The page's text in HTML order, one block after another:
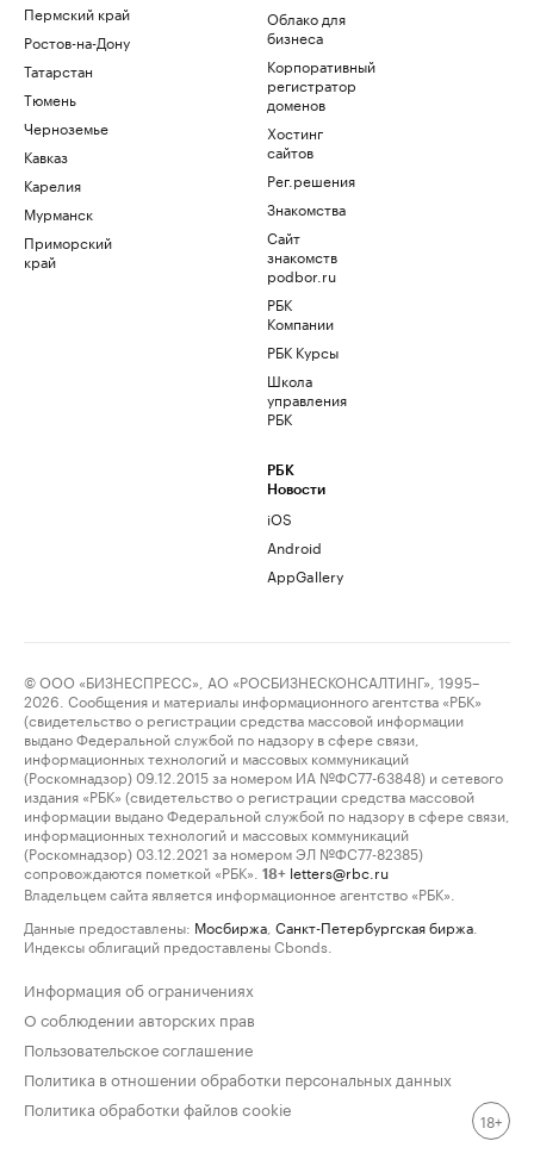
Пермский край
Ростов-на-Дону
Татарстан
Тюмень
Черноземье
Кавказ
Карелия
Мурманск
Приморский
край
Облако для
бизнеса
Корпоративный
регистратор
доменов
Хостинг
сайтов
Рег.решения
Знакомства
Сайт
знакомств
podbor.ru
РБК
Компании
РБК Курсы
Школа
управления
РБК
РБК
Новости
iOS
Android
AppGallery
© ООО «БИЗНЕСПРЕСС», АО «РОСБИЗНЕСКОНСАЛТИНГ», 1995–
2026. Сообщения и материалы информационного агентства «РБК»
(свидетельство о регистрации средства массовой информации
выдано Федеральной службой по надзору в сфере связи,
информационных технологий и массовых коммуникаций
(Роскомнадзор) 09.12.2015 за номером ИА №ФС77-63848) и сетевого
издания «РБК» (свидетельство о регистрации средства массовой
информации выдано Федеральной службой по надзору в сфере связи,
информационных технологий и массовых коммуникаций
(Роскомнадзор) 03.12.2021 за номером ЭЛ №ФС77-82385)
сопровождаются пометкой «РБК».
18+ letters@rbc.ru
Владельцем сайта является информационное агентство «РБК».
Данные предоставлены: Мосбиржа Санкт-Петербургская биржа
Индексы облигаций предоставлены Cbonds.
Информация об ограничениях
О соблюдении авторских прав
Пользовательское соглашение
Политика в отношении обработки персональных данных
Политика обработки файлов cookie
18+